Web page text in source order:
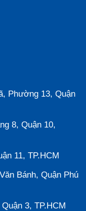
Phường 13, Quận
8, Quận 10,
11, TP.HCM
Bánh, Quận Phú
3, TP.HCM